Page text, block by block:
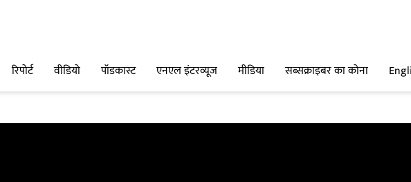
रिपोर्ट वीडियो पॉडकास्ट एनएल इंटरव्यूज मीडिया सब्सक्राइबर का कोना